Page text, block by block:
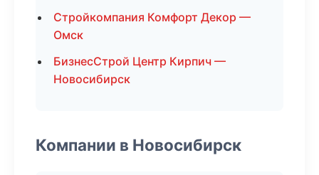
Стройкомпания Комфорт Декор —
Омск
БизнесСтрой Центр Кирпич —
Новосибирск
Компании в Новосибирск